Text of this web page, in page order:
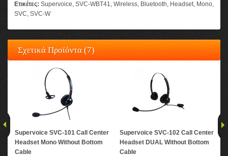
Ετικέτες: Supervoice, SVC-WBT41, Wireless, Bluetooth, Headset, Mono,
SVC, SVC-W
Σχετικά Προϊόντα (7)
Supervoice SVC-101 Call Center
Headset Mono Without Bottom
Cable
Supervoice SVC-102 Call Center
Headset DUAL Without Bottom
Cable